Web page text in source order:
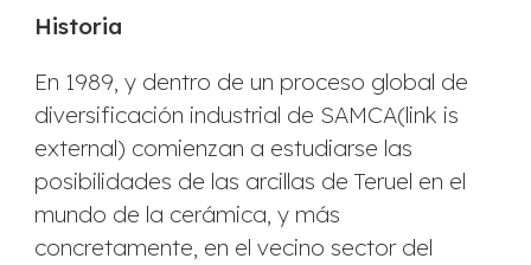
Historia
En 1989, y dentro de un proceso global de
diversificación industrial de SAMCA(link is
external) comienzan a estudiarse las
posibilidades de las arcillas de Teruel en el
mundo de la cerámica, y más
concretamente, en el vecino sector del